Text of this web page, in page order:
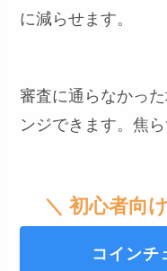
に減らせます。
審査に通らなかっ
ンジできます。焦
＼ 初心者向
コインチ